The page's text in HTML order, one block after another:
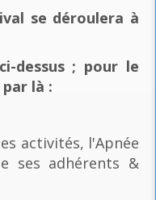
se déroulera à
dessus ; pour le
là :
activités, l'Apnée
ses adhérents &